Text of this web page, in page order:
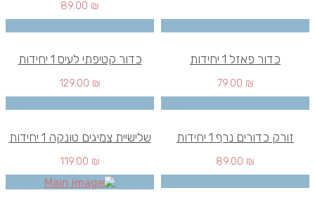
89.00 ₪
כדור פאזל 1 יחידות
79.00 ₪
כדור קטיפתי לעיס 1 יחידות
129.00 ₪
זורק כדורים נרף 1 יחידות
89.00 ₪
שלישיית צמיגים טונקה 1 יחידות
119.00 ₪